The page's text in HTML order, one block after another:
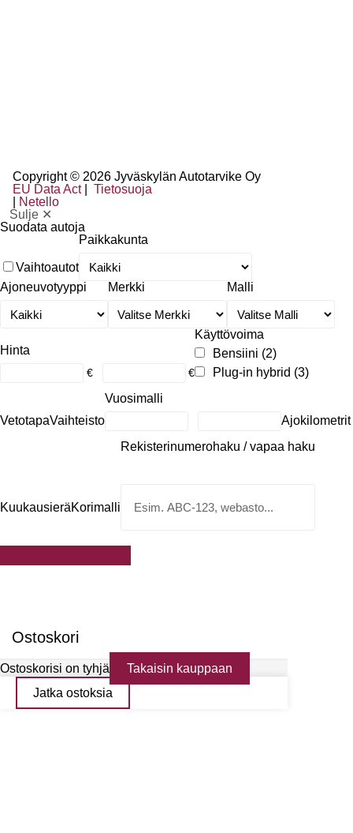
Copyright © 2026 Jyväskylän Autotarvike Oy
EU Data Act|
Tietosuoja
Netello
Sulje ✕
Suodata autoja
Vaihtoautot
Paikkakunta
Ajoneuvotyyppi Merkki Malli
Hinta
€ €
Käyttövoima
Bensiini (2)
Plug-in hybrid (3)
VetotapaVaihteisto
Vuosimalli
Ajokilometrit
KuukausieräKorimalli
Rekisterinumerohaku / vapaa haku
Ostoskori
Ostoskorisi on tyhjä
Takaisin kauppaan
Jatka ostoksia